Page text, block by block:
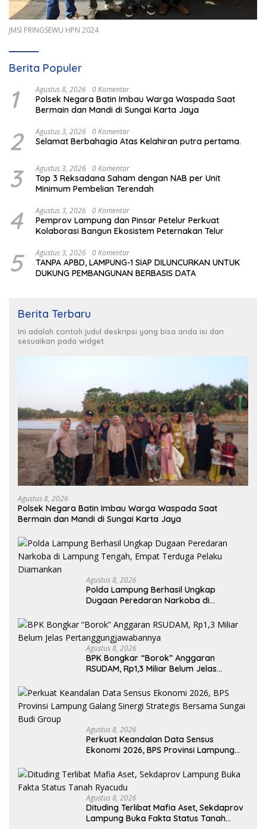
JMSI PRINGSEWU HPN 2024
Berita Populer
1 Agustus 8, 2026 0 Komentar
Polsek Negara Batin Imbau Warga Waspada Saat
Bermain dan Mandi di Sungai Karta Jaya
2 Agustus 3, 2026 0 Komentar
Selamat Berbahagia Atas Kelahiran putra pertama.
3 Agustus 3, 2026 0 Komentar
Top 3 Reksadana Saham dengan NAB per Unit
Minimum Pembelian Terendah
4 Agustus 3, 2026 0 Komentar
Pemprov Lampung dan Pinsar Petelur Perkuat
Kolaborasi Bangun Ekosistem Peternakan Telur
5 Agustus 3, 2026 0 Komentar
TANPA APBD, LAMPUNG-1 SIAP DILUNCURKAN UNTUK
DUKUNG PEMBANGUNAN BERBASIS DATA
Berita Terbaru
Ini adalah contoh judul deskripsi yang bisa anda isi dan
sesuaikan pada widget
Agustus 8, 2026
Polsek Negara Batin Imbau Warga Waspada Saat
Bermain dan Mandi di Sungai Karta Jaya
Agustus 8, 2026
Polda Lampung Berhasil Ungkap
Dugaan Peredaran Narkoba di
Pelaku Diamankan
Agustus 8, 2026
BPK Bongkar “Borok” Anggaran
RSUDAM, Rp1,3 Miliar Belum Jelas
Agustus 8, 2026
Perkuat Keandalan Data Sensus
Ekonomi 2026, BPS Provinsi Lampung
Sungai Budi Group
Agustus 8, 2026
Dituding Terlibat Mafia Aset, Sekdaprov
Lampung Buka Fakta Status Tanah